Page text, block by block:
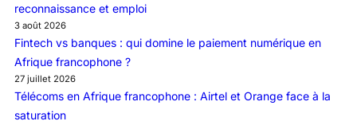
reconnaissance et emploi
3 août 2026
Fintech vs banques : qui domine le paiement numérique en
Afrique francophone ?
27 juillet 2026
Télécoms en Afrique francophone : Airtel et Orange face à la
saturation